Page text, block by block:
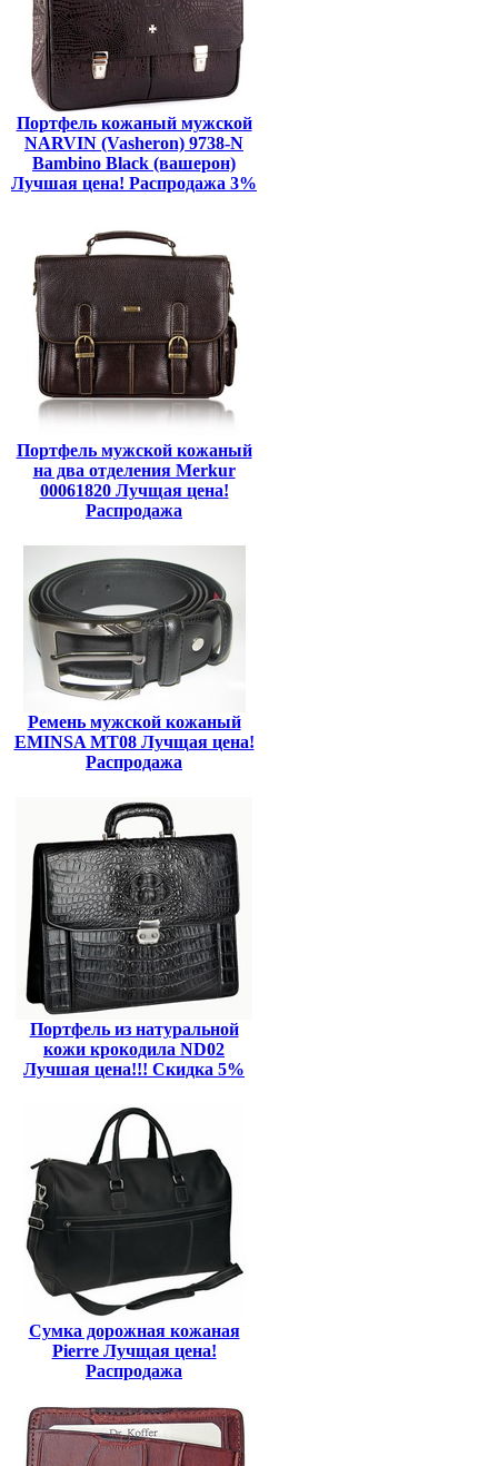
Портфель кожаный мужской
NARVIN (Vasheron) 9738-N
Bambino Black (вашерон)
Лучшая цена! Распродажа 3%
Портфель мужской кожаный
на два отделения Merkur
00061820 Лучщая цена!
Распродажа
Ремень мужской кожаный
EMINSA MT08 Лучщая цена!
Распродажа
Портфель из натуральной
кожи крокодила ND02
Лучшая цена!!! Скидка 5%
Сумка дорожная кожаная
Pierre Лучщая цена!
Распродажа